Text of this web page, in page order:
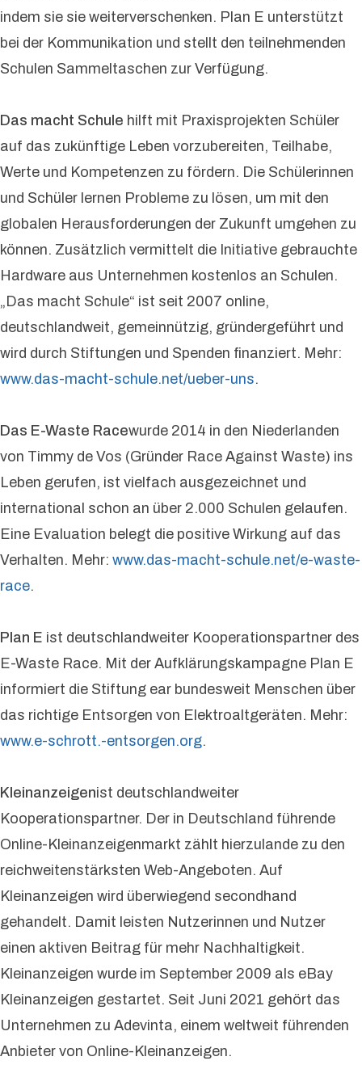
indem sie sie weiterverschenken. Plan E unterstützt
bei der Kommunikation und stellt den teilnehmenden
Schulen Sammeltaschen zur Verfügung.
Das macht Schule hilft mit Praxisprojekten Schüler
auf das zukünftige Leben vorzubereiten, Teilhabe,
Werte und Kompetenzen zu fördern. Die Schülerinnen
und Schüler lernen Probleme zu lösen, um mit den
globalen Herausforderungen der Zukunft umgehen zu
können. Zusätzlich vermittelt die Initiative gebrauchte
Hardware aus Unternehmen kostenlos an Schulen.
„Das macht Schule“ ist seit 2007 online,
deutschlandweit, gemeinnützig, gründergeführt und
wird durch Stiftungen und Spenden finanziert. Mehr:
www.das-macht-schule.net/ueber-uns.
Das E-Waste Racewurde 2014 in den Niederlanden
von Timmy de Vos (Gründer Race Against Waste) ins
Leben gerufen, ist vielfach ausgezeichnet und
international schon an über 2.000 Schulen gelaufen.
Eine Evaluation belegt die positive Wirkung auf das
Verhalten. Mehr: www.das-macht-schule.net/e-waste-
race.
Plan E ist deutschlandweiter Kooperationspartner des
E-Waste Race. Mit der Aufklärungskampagne Plan E
informiert die Stiftung ear bundesweit Menschen über
das richtige Entsorgen von Elektroaltgeräten. Mehr:
www.e-schrott.-entsorgen.org.
Kleinanzeigenist deutschlandweiter
Kooperationspartner. Der in Deutschland führende
Online-Kleinanzeigen­markt zählt hierzulande zu den
reichweitenstärksten Web-Angeboten. Auf
Kleinanzeigen wird überwiegend secondhand
gehandelt. Damit leisten Nutzerinnen und Nutzer
einen aktiven Beitrag für mehr Nachhaltigkeit.
Kleinanzeigen wurde im September 2009 als eBay
Kleinanzeigen gestartet. Seit Juni 2021 gehört das
Unternehmen zu Adevinta, einem weltweit führenden
Anbieter von Online-Kleinanzeigen.